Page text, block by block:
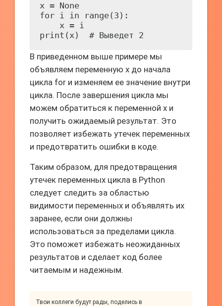
x = None
for i in range(3):
    x = i
В приведенном выше примере мы
объявляем переменную x до начала
цикла for и изменяем ее значение внутри
цикла. После завершения цикла мы
можем обратиться к переменной x и
получить ожидаемый результат. Это
позволяет избежать утечек переменных
и предотвратить ошибки в коде.
Таким образом, для предотвращения
утечек переменных цикла в Python
следует следить за областью
видимости переменных и объявлять их
заранее, если они должны
использоваться за пределами цикла.
Это поможет избежать неожиданных
результатов и сделает код более
читаемым и надежным.
Твои коллеги будут рады, поделись в